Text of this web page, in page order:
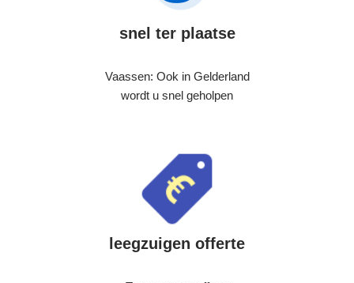
snel ter plaatse
Vaassen: Ook in Gelderland
wordt u snel geholpen
leegzuigen offerte